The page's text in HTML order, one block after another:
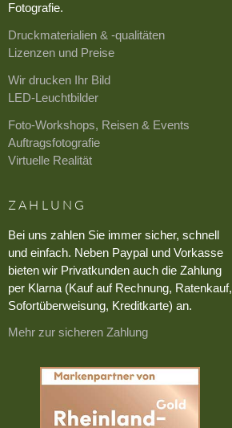
Fotografie.
Druckmaterialien & -qualitäten
Lizenzen und Preise
Wir drucken Ihr Bild
LED-Leuchtbilder
Foto-Workshops, Reisen & Events
Auftragsfotografie
Virtuelle Realität
ZAHLUNG
Bei uns zahlen Sie immer sicher, schnell
und einfach. Neben Paypal und Vorkasse
bieten wir Privatkunden auch die Zahlung
per Klarna (Kauf auf Rechnung, Ratenkauf,
Sofortüberweisung, Kreditkarte) an.
Mehr zur sicheren Zahlung